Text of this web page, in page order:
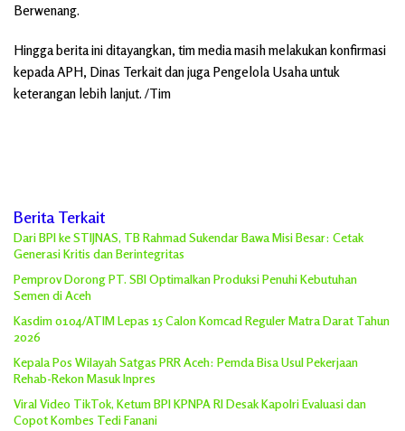
Berwenang.
Hingga berita ini ditayangkan, tim media masih melakukan konfirmasi
kepada APH, Dinas Terkait dan juga Pengelola Usaha untuk
keterangan lebih lanjut. /Tim
Berita Terkait
Dari BPI ke STIJNAS, TB Rahmad Sukendar Bawa Misi Besar: Cetak
Generasi Kritis dan Berintegritas
Pemprov Dorong PT. SBI Optimalkan Produksi Penuhi Kebutuhan
Semen di Aceh
Kasdim 0104/ATIM Lepas 15 Calon Komcad Reguler Matra Darat Tahun
2026
Kepala Pos Wilayah Satgas PRR Aceh: Pemda Bisa Usul Pekerjaan
Rehab-Rekon Masuk Inpres
Viral Video TikTok, Ketum BPI KPNPA RI Desak Kapolri Evaluasi dan
Copot Kombes Tedi Fanani